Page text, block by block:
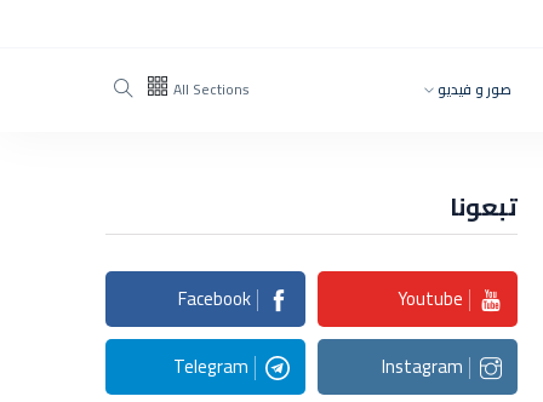
All Sections صور و فيديو
تبعونا
Youtube
Facebook
Instagram
Telegram